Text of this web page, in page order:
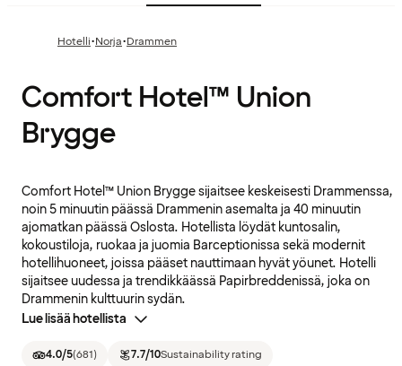
Hotelli·Norja·Drammen
Comfort Hotel™ Union
Brygge
Comfort Hotel™ Union Brygge sijaitsee keskeisesti Drammenssa,
noin 5 minuutin päässä Drammenin asemalta ja 40 minuutin
ajomatkan päässä Oslosta. Hotellista löydät kuntosalin,
kokoustiloja, ruokaa ja juomia Barceptionissa sekä modernit
hotellihuoneet, joissa pääset nauttimaan hyvät yöunet. Hotelli
sijaitsee uudessa ja trendikkäässä Papirbreddenissä, joka on
Drammenin kulttuurin sydän.
Lue lisää hotellista
4.0/5(681) 7.7/10Sustainability rating